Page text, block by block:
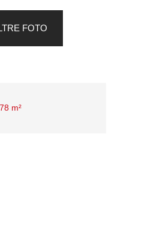
FOTO
m²